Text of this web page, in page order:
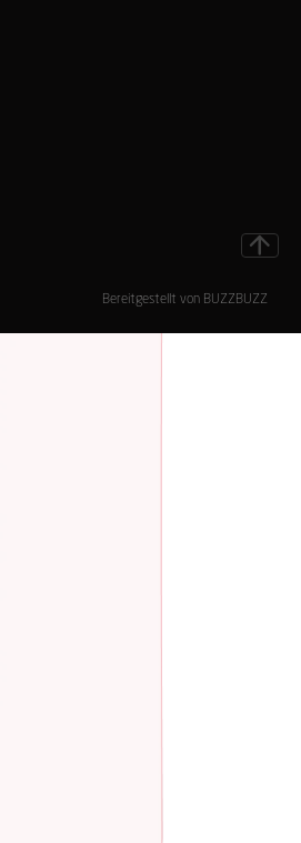
Bereitgestellt von BUZZBUZZ